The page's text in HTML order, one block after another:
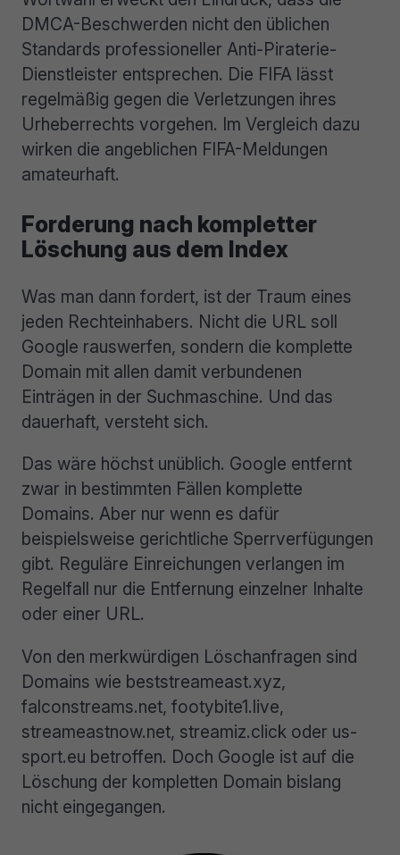
DMCA-Beschwerden nicht den üblichen
Standards professioneller Anti-Piraterie-
Dienstleister entsprechen. Die FIFA lässt
regelmäßig gegen die Verletzungen ihres
Urheberrechts vorgehen. Im Vergleich dazu
wirken die angeblichen FIFA-Meldungen
amateurhaft.
Forderung nach kompletter
Löschung aus dem Index
Was man dann fordert, ist der Traum eines
jeden Rechteinhabers. Nicht die URL soll
Google rauswerfen, sondern die komplette
Domain mit allen damit verbundenen
Einträgen in der Suchmaschine. Und das
dauerhaft, versteht sich.
Das wäre höchst unüblich. Google entfernt
zwar in bestimmten Fällen komplette
Domains. Aber nur wenn es dafür
beispielsweise gerichtliche Sperrverfügungen
gibt. Reguläre Einreichungen verlangen im
Regelfall nur die Entfernung einzelner Inhalte
oder einer URL.
Von den merkwürdigen Löschanfragen sind
Domains wie beststreameast.xyz,
falconstreams.net, footybite1.live,
streameastnow.net, streamiz.click oder us-
sport.eu betroffen. Doch Google ist auf die
Löschung der kompletten Domain bislang
nicht eingegangen.